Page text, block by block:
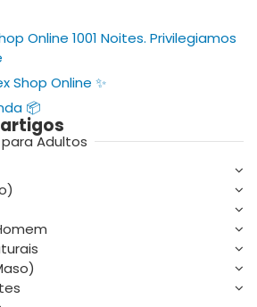
Online 1001 Noites. Privilegiamos
Shop Online ✨
📦
Adultos